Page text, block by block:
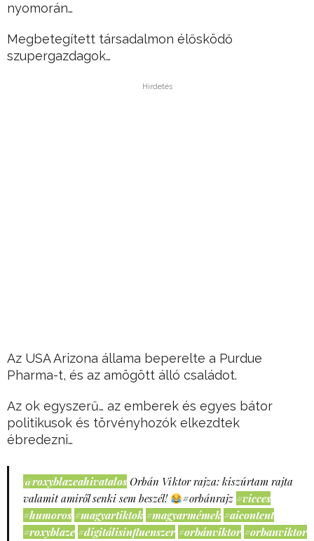
nyomorán…
Megbetegített társadalmon élősködő
szupergazdagok…
Hirdetés
Az USA Arizona állama beperelte a Purdue
Pharma-t, és az amögött álló családot.
Az ok egyszerű… az emberek és egyes bátor
politikusok és törvényhozók elkezdtek
ébredezni…
@roxyblazeahivatalos Orbán Viktor rajza: kiszúrtam rajta
valamit amiről senki sem beszél!
#orbánrajz #vicces
#humoros #magyartiktok #magyarmémek #aicontent
#roxyblaze #digitálisinfluenszer #orbánviktor #orbanviktor